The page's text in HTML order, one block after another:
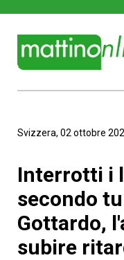
Svizzera, 02 ottobre
Interrotti i
secondo
Gottardo,
subire